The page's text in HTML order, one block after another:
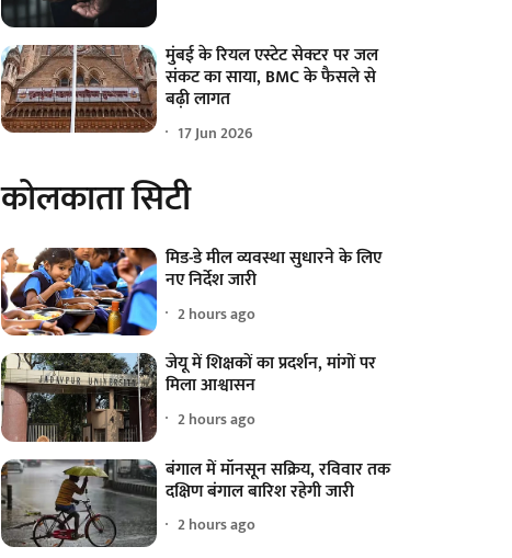
मुंबई के रियल एस्टेट सेक्टर पर जल
संकट का साया, BMC के फैसले से
बढ़ी लागत
17 Jun 2026
कोलकाता सिटी
मिड-डे मील व्यवस्था सुधारने के लिए
नए निर्देश जारी
2 hours ago
जेयू में शिक्षकों का प्रदर्शन, मांगों पर
मिला आश्वासन
2 hours ago
बंगाल में मॉनसून सक्रिय, रविवार तक
दक्षिण बंगाल बारिश रहेगी जारी
2 hours ago